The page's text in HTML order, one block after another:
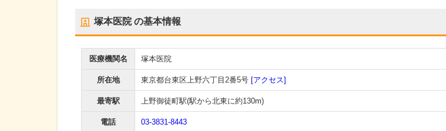
塚本医院の基本情報
医療機関名 塚本医院
所在地 東京都台東区上野六丁目2番5号 [アクセス]
最寄駅 上野御徒町駅(駅から北東に約130m)
電話 03-3831-8443